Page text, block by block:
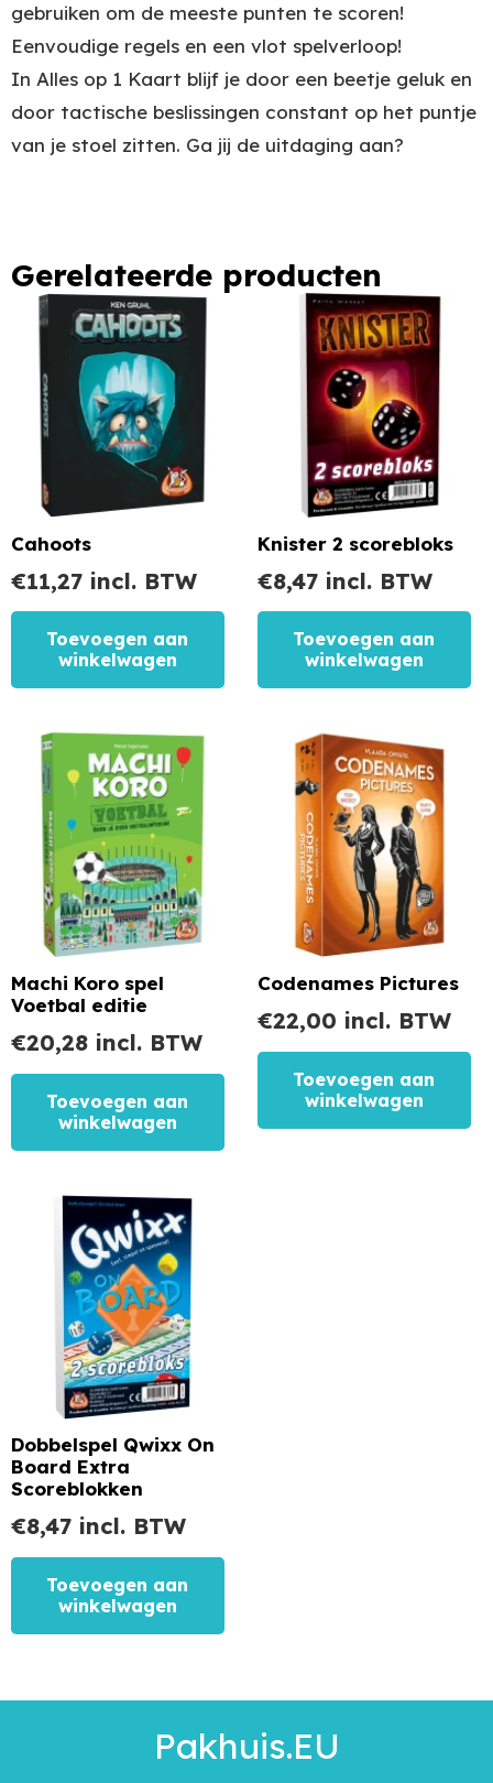
gebruiken om de meeste punten te scoren!
Eenvoudige regels en een vlot spelverloop!
In Alles op 1 Kaart blijf je door een beetje geluk en
door tactische beslissingen constant op het puntje
van je stoel zitten. Ga jij de uitdaging aan?
Gerelateerde producten
Cahoots
€11,27 incl. BTW
Toevoegen aan
winkelwagen
Knister 2 scorebloks
€8,47 incl. BTW
Toevoegen aan
winkelwagen
Machi Koro spel
Voetbal editie
€20,28 incl. BTW
Toevoegen aan
winkelwagen
Codenames Pictures
€22,00 incl. BTW
Toevoegen aan
winkelwagen
Dobbelspel Qwixx On
Board Extra
Scoreblokken
€8,47 incl. BTW
Toevoegen aan
winkelwagen
Pakhuis.EU